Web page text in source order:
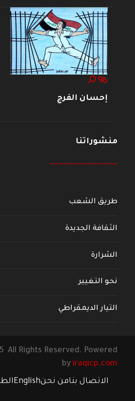
إحسان الفرج
منشوراتنا
--------------------
طريق الشعب
الثقافة الجديدة
الشرارة
نحو التغيير
التيار الديمقراطي
All Rights Reserved. Powered
by iraqicp.com
الاتصال بنامن نحنEnglish